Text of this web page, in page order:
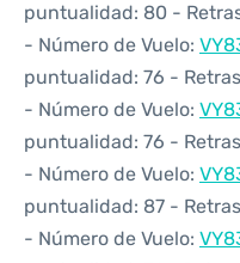
puntualidad: 80 -
- Número de Vuelo:
puntualidad: 76 -
- Número de Vuelo:
puntualidad: 76 -
- Número de Vuelo:
puntualidad: 87 -
- Número de Vuelo: